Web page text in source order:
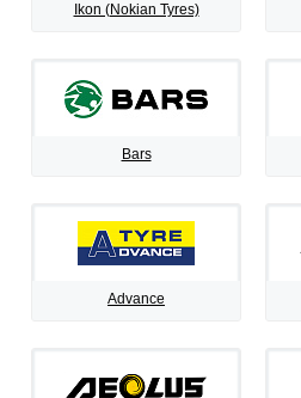
Ikon (Nokian Tyres)
Bars
Advance